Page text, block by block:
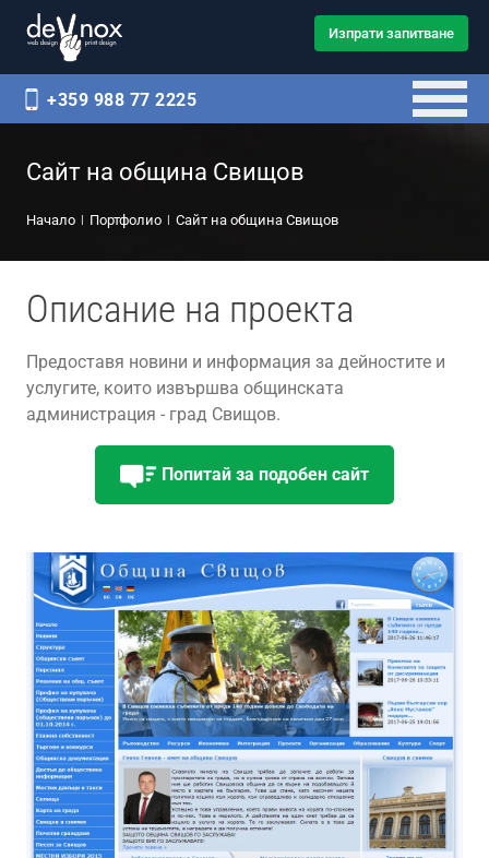
Изпрати запитване
+359 988 77 2225
Сайт на община Свищов
Начало Портфолио Сайт на община Свищов
Описание на проекта
Предоставя новини и информация за дейностите и
услугите, които извършва общинската
администрация - град Свищов.
Попитай за подобен сайт